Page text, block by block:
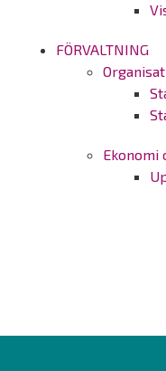
FÖRVALTNING
Ekonomi